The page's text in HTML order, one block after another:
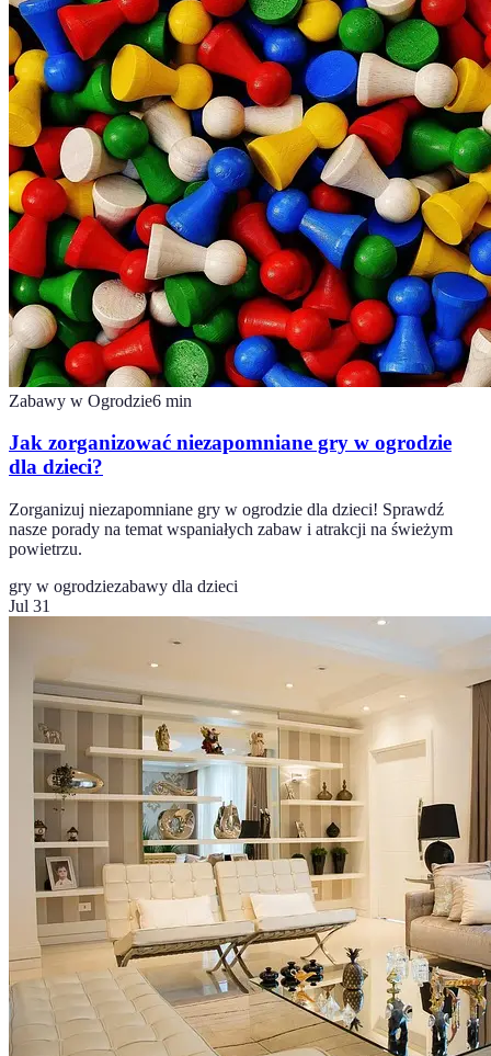
Zabawy w Ogrodzie6 min
Jak zorganizować niezapomniane gry w ogrodzie
dla dzieci?
Zorganizuj niezapomniane gry w ogrodzie dla dzieci! Sprawdź
nasze porady na temat wspaniałych zabaw i atrakcji na świeżym
powietrzu.
gry w ogrodziezabawy dla dzieci
Jul 31